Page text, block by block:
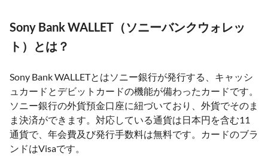
Sony Bank WALLET（ソニーバンクウォレッ
ト）とは？
Sony Bank WALLETとはソニー銀行が発行する、キャッシ
ュカードとデビットカードの機能が備わったカードです。
ソニー銀行の外貨預金口座に紐づいており、外貨でそのま
ま決済ができます。対応している通貨は日本円を含む11
通貨で、年会費及び発行手数料は無料です。カードのブラ
ンドはVisaです。